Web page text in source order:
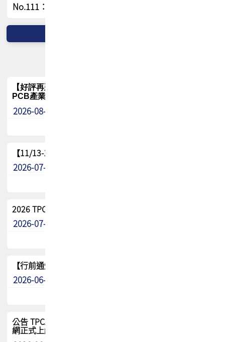
No.111：PCB全球風險布局與韌性
【好評再延長】PCB GPT 全面開放體驗延長到8月!!
PCB產業專屬 AI 知識平台
2026-08-04
【11/13-15】2026 TPCA 百岳登頂_南橫三星
2026-07-22
2026 TPCA中南區會員問卷暨7/31交流餐敘報名
2026-07-08
【行前通知】8/15(六) 2026 TPCA健康盃保齡球聯誼賽
2026-06-29
公告 TPCA 台灣電路板協會官網將迎來新面貌，7/1 新官
網正式上線！